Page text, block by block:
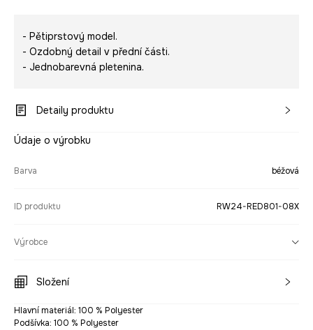
- Pětiprstový model.
- Ozdobný detail v přední části.
- Jednobarevná pletenina.
Detaily produktu
Údaje o výrobku
Barva béžová
ID produktu RW24-RED801-08X
Výrobce
Složení
Hlavní materiál: 100 % Polyester
Podšívka: 100 % Polyester